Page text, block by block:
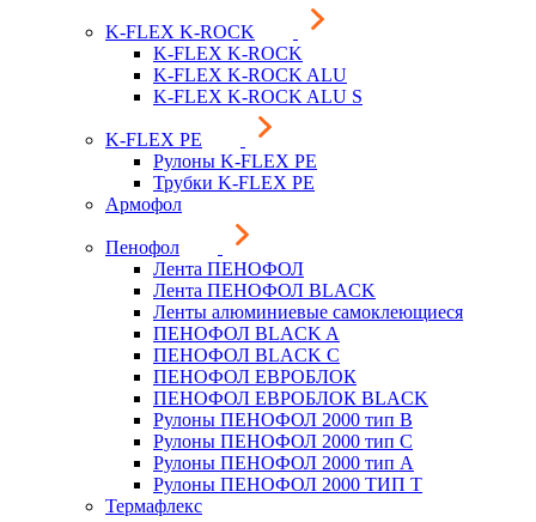
K-FLEX K-ROCK
K-FLEX K-ROCK
K-FLEX K-ROCK ALU
K-FLEX K-ROCK ALU S
K-FLEX PE
Рулоны K-FLEX PE
Трубки K-FLEX PE
Армофол
Пенофол
Лента ПЕНОФОЛ
Лента ПЕНОФОЛ BLACK
Ленты алюминиевые самоклеющиеся
ПЕНОФОЛ BLACK A
ПЕНОФОЛ BLACK С
ПЕНОФОЛ ЕВРОБЛОК
ПЕНОФОЛ ЕВРОБЛОК BLACK
Рулоны ПЕНОФОЛ 2000 тип B
Рулоны ПЕНОФОЛ 2000 тип C
Рулоны ПЕНОФОЛ 2000 тип А
Рулоны ПЕНОФОЛ 2000 ТИП Т
Термафлекс